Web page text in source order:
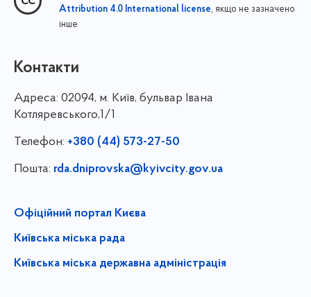
Attribution 4.0 International license, якщо не зазначено
інше
Контакти
Адреса: 02094, м. Київ, бульвар Івана
Котляревського,1/1
Телефон: +380 (44) 573-27-50
Пошта: rda.dniprovska@kyivcity.gov.ua
Офіційний портал Києва
Київська міська рада
Київська міська державна адміністрація